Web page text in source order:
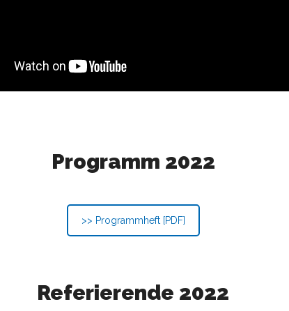
Programm 2022
>> Programmheft [PDF]
Referierende 2022